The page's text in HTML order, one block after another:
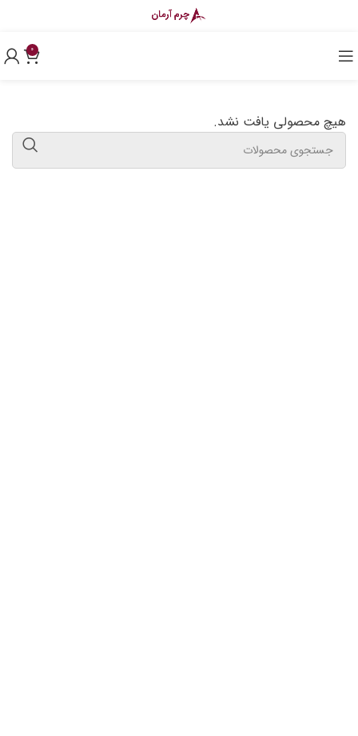
0
هیچ محصولی یافت نشد.